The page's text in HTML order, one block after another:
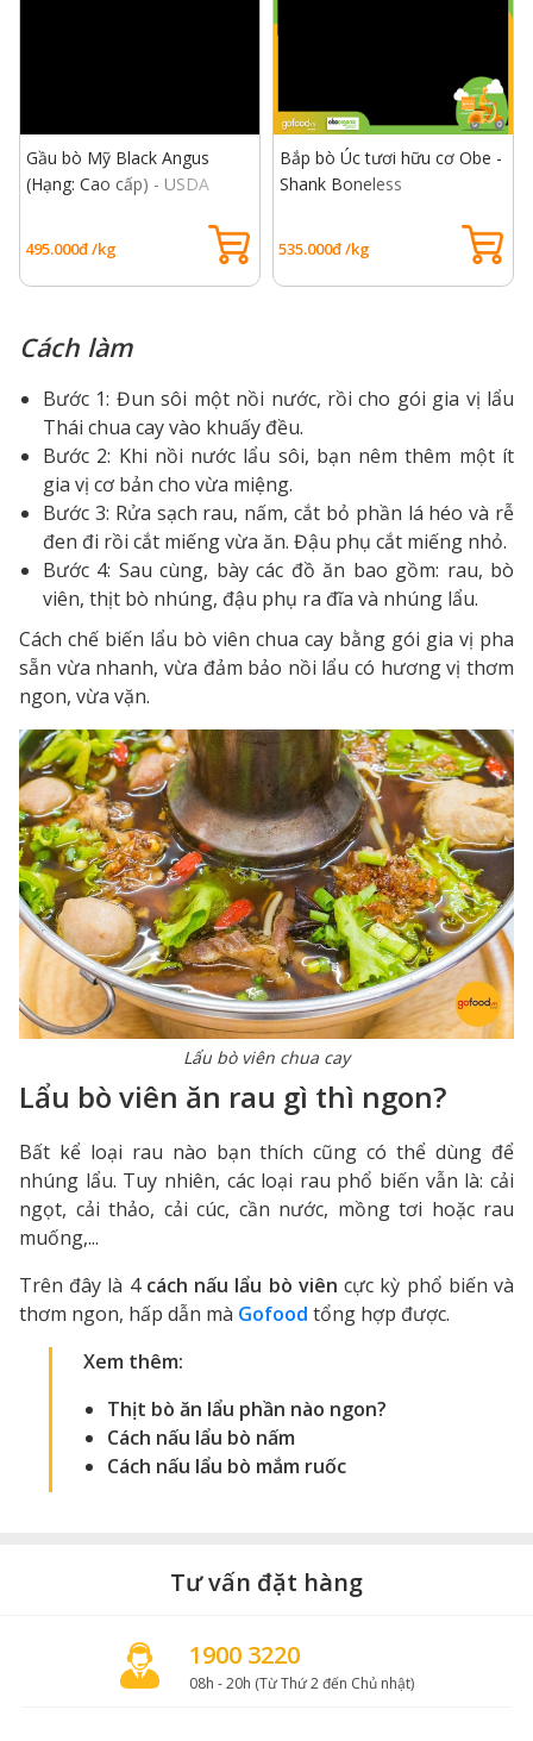
Gầu bò Mỹ Black Angus
(Hạng: Cao cấp) - USDA
495.000đ /kg
Bắp bò Úc tươi hữu cơ Obe -
Shank Boneless
535.000đ /kg
Cách làm
Bước 1: Đun sôi một nồi nước, rồi cho gói gia vị lẩu
Thái chua cay vào khuấy đều.
Bước 2: Khi nồi nước lẩu sôi, bạn nêm thêm một ít
gia vị cơ bản cho vừa miệng.
Bước 3: Rửa sạch rau, nấm, cắt bỏ phần lá héo và rễ
đen đi rồi cắt miếng vừa ăn. Đậu phụ cắt miếng nhỏ.
Bước 4: Sau cùng, bày các đồ ăn bao gồm: rau, bò
viên, thịt bò nhúng, đậu phụ ra đĩa và nhúng lẩu.
Cách chế biến lẩu bò viên chua cay bằng gói gia vị pha
sẵn vừa nhanh, vừa đảm bảo nồi lẩu có hương vị thơm
ngon, vừa vặn.
Lẩu bò viên chua cay
Lẩu bò viên ăn rau gì thì ngon?
Bất kể loại rau nào bạn thích cũng có thể dùng để
nhúng lẩu. Tuy nhiên, các loại rau phổ biến vẫn là: cải
ngọt, cải thảo, cải cúc, cần nước, mồng tơi hoặc rau
muống,...
Trên đây là 4 cách nấu lẩu bò viên cực kỳ phổ biến và
thơm ngon, hấp dẫn mà Gofood tổng hợp được.
Xem thêm:
Thịt bò ăn lẩu phần nào ngon?
Cách nấu lẩu bò nấm
Cách nấu lẩu bò mắm ruốc
Tư vấn đặt hàng
1900 3220
08h - 20h (Từ Thứ 2 đến Chủ nhật)